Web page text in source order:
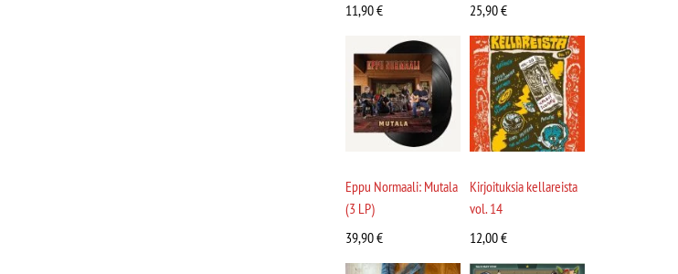
11,90€ 25,90€
Eppu Normaali: Mutala
(3 LP)
39,90€
Kirjoituksia kellareista
vol. 14
12,00€